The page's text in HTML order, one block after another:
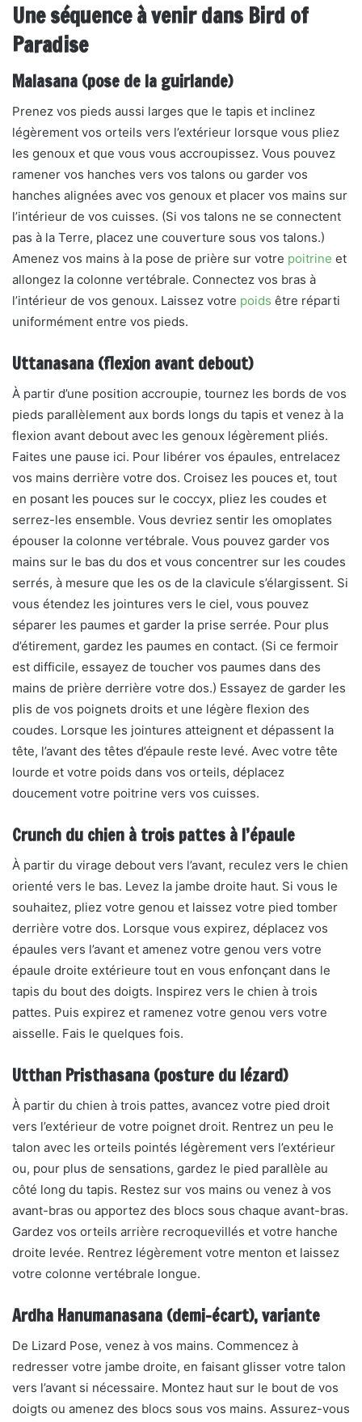
Une séquence à venir dans Bird of
Paradise
Malasana (pose de la guirlande)
Prenez vos pieds aussi larges que le tapis et inclinez
légèrement vos orteils vers l’extérieur lorsque vous pliez
les genoux et que vous vous accroupissez. Vous pouvez
ramener vos hanches vers vos talons ou garder vos
hanches alignées avec vos genoux et placer vos mains sur
l’intérieur de vos cuisses. (Si vos talons ne se connectent
pas à la Terre, placez une couverture sous vos talons.)
Amenez vos mains à la pose de prière sur votre poitrine et
allongez la colonne vertébrale. Connectez vos bras à
l’intérieur de vos genoux. Laissez votre poids être réparti
uniformément entre vos pieds.
Uttanasana (flexion avant debout)
À partir d’une position accroupie, tournez les bords de vos
pieds parallèlement aux bords longs du tapis et venez à la
flexion avant debout avec les genoux légèrement pliés.
Faites une pause ici. Pour libérer vos épaules, entrelacez
vos mains derrière votre dos. Croisez les pouces et, tout
en posant les pouces sur le coccyx, pliez les coudes et
serrez-les ensemble. Vous devriez sentir les omoplates
épouser la colonne vertébrale. Vous pouvez garder vos
mains sur le bas du dos et vous concentrer sur les coudes
serrés, à mesure que les os de la clavicule s’élargissent. Si
vous étendez les jointures vers le ciel, vous pouvez
séparer les paumes et garder la prise serrée. Pour plus
d’étirement, gardez les paumes en contact. (Si ce fermoir
est difficile, essayez de toucher vos paumes dans des
mains de prière derrière votre dos.) Essayez de garder les
plis de vos poignets droits et une légère flexion des
coudes. Lorsque les jointures atteignent et dépassent la
tête, l’avant des têtes d’épaule reste levé. Avec votre tête
lourde et votre poids dans vos orteils, déplacez
doucement votre poitrine vers vos cuisses.
Crunch du chien à trois pattes à l’épaule
À partir du virage debout vers l’avant, reculez vers le chien
orienté vers le bas. Levez la jambe droite haut. Si vous le
souhaitez, pliez votre genou et laissez votre pied tomber
derrière votre dos. Lorsque vous expirez, déplacez vos
épaules vers l’avant et amenez votre genou vers votre
épaule droite extérieure tout en vous enfonçant dans le
tapis du bout des doigts. Inspirez vers le chien à trois
pattes. Puis expirez et ramenez votre genou vers votre
aisselle. Fais le quelques fois.
Utthan Pristhasana (posture du lézard)
À partir du chien à trois pattes, avancez votre pied droit
vers l’extérieur de votre poignet droit. Rentrez un peu le
talon avec les orteils pointés légèrement vers l’extérieur
ou, pour plus de sensations, gardez le pied parallèle au
côté long du tapis. Restez sur vos mains ou venez à vos
avant-bras ou apportez des blocs sous chaque avant-bras.
Gardez vos orteils arrière recroquevillés et votre hanche
droite levée. Rentrez légèrement votre menton et laissez
votre colonne vertébrale longue.
Ardha Hanumanasana (demi-écart), variante
De Lizard Pose, venez à vos mains. Commencez à
redresser votre jambe droite, en faisant glisser votre talon
vers l’avant si nécessaire. Montez haut sur le bout de vos
doigts ou amenez des blocs sous vos mains. Assurez-vous